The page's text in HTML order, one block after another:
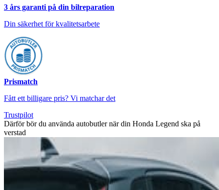
3 års garanti på din bilreparation
Din säkerhet för kvalitetsarbete
Prismatch
Fått ett billigare pris? Vi matchar det
Trustpilot
Därför bör du använda autobutler när din Honda Legend ska på
verstad